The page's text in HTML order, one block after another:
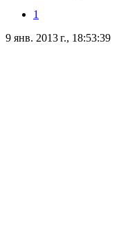
1
9 янв. 2013 г., 18:53:39